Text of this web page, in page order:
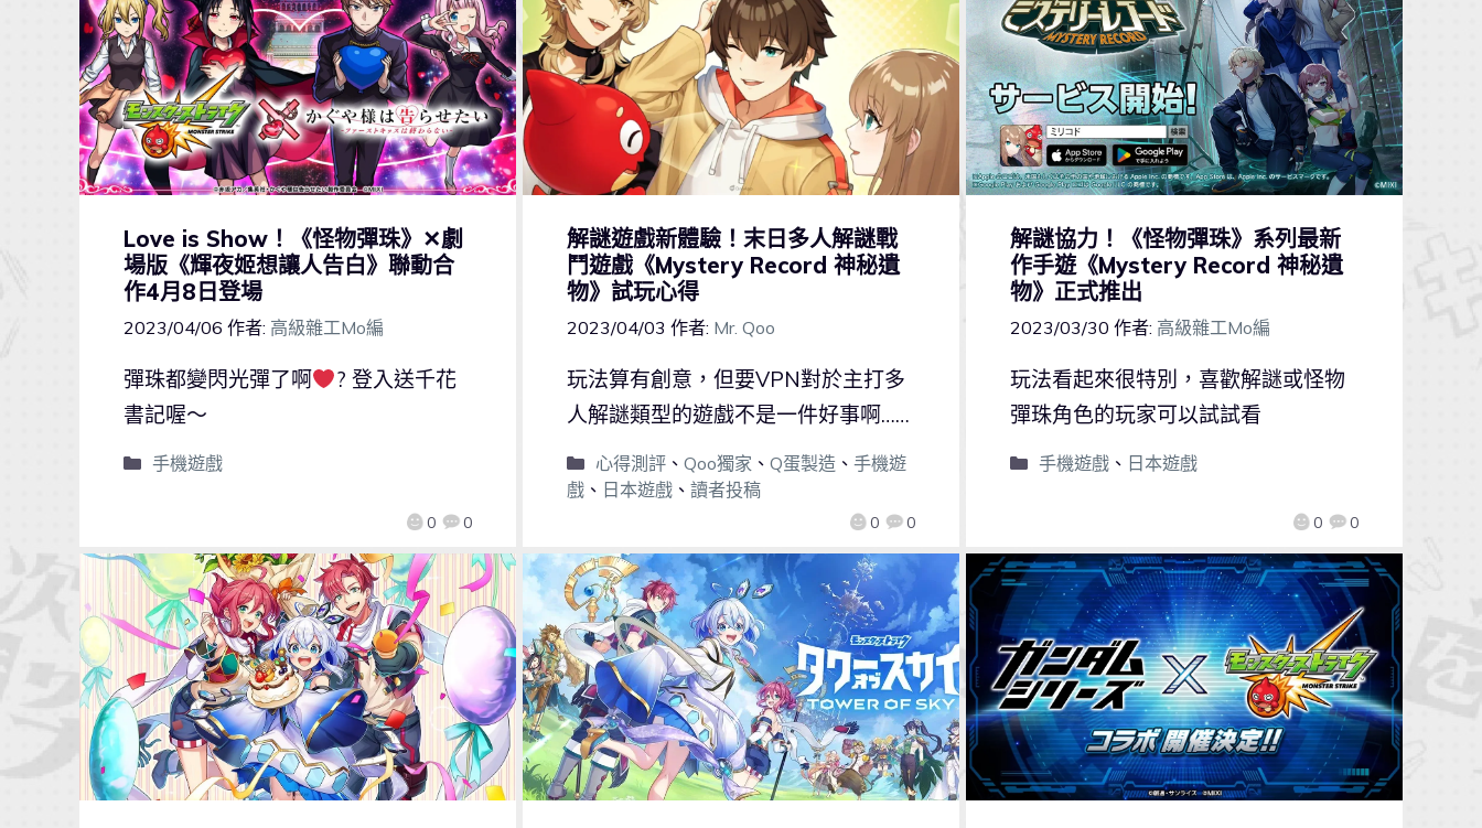
Love is Show！《怪物彈珠》✕劇
場版《輝夜姬想讓人告白》聯動合
作4月8日登場
2023/04/06 作者: 高級雜工Mo編
0 0
彈珠都變閃光彈了啊
? 登入送千花
書記喔～
手機遊戲
解謎遊戲新體驗！末日多人解謎戰
鬥遊戲《Mystery Record 神秘遺
物》試玩心得
2023/04/03 作者: Mr. Qoo
0 0
玩法算有創意，但要VPN對於主打多
人解謎類型的遊戲不是一件好事啊……
心得測評、 Qoo獨家 、 Q蛋製造、 手機遊
戲、 日本遊戲、 讀者投稿
解謎協力！《怪物彈珠》系列最新
作手遊《Mystery Record 神秘遺
物》正式推出
2023/03/30 作者: 高級雜工Mo編
0 0
玩法看起來很特別，喜歡解謎或怪物
彈珠角色的玩家可以試試看
手機遊戲、 日本遊戲